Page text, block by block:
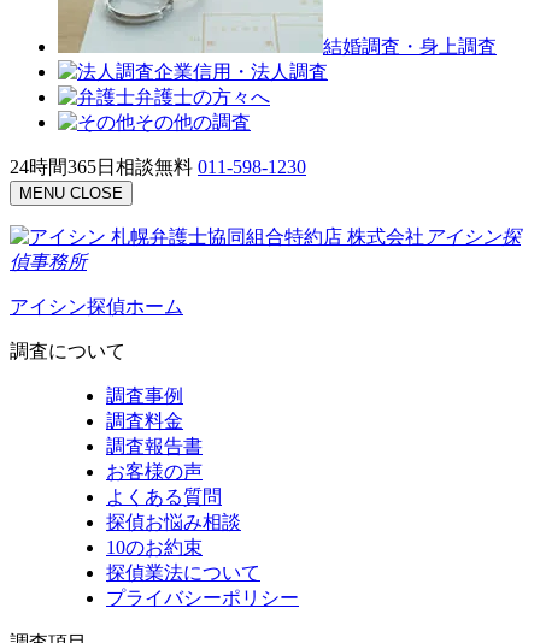
結婚調査・身上調査
企業信用・法人調査
弁護士の方々へ
その他の調査
24時間365日相談無料 011-598-1230
MENU CLOSE
札幌弁護士協同組合特約店 株式会社 アイシン探
偵事務所
アイシン探偵ホーム
調査について
調査事例
調査料金
調査報告書
お客様の声
よくある質問
探偵お悩み相談
10のお約束
探偵業法について
プライバシーポリシー